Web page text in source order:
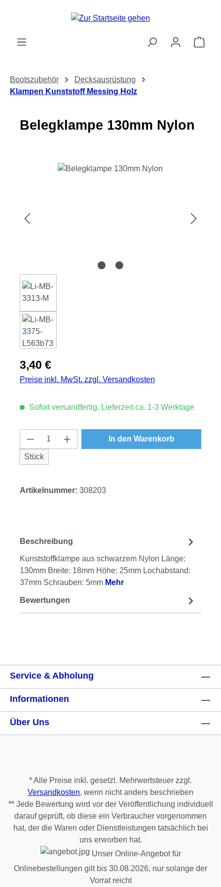
Zum Hauptinhalt springen
Bootszubehör
Decksausrüstung
Klampen Kunststoff Messing Holz
Belegklampe 130mm Nylon
Bildergalerie überspringen
Regulärer Preis:
3,40 €
Preise inkl. MwSt. zzgl. Versandkosten
Sofort versandfertig, Lieferzeit ca. 1-3 Werktage
Produkt Anzahl: Gib den gewünschten
Stück
In den Warenkorb
Artikelnummer: 308203
Beschreibung
Kunststoffklampe aus schwarzem Nylon Länge:
130mm Breite: 18mm Höhe: 25mm Lochabstand:
37mm Schrauben: 5mm Mehr
Bewertungen
Service & Abholung
Informationen
Über Uns
* Alle Preise inkl. gesetzl. Mehrwertsteuer zzgl.
Versandkosten, wenn nicht anders beschrieben
** Jede Bewertung wird vor der Veröffentlichung individuell
darauf geprüft, ob diese ein Verbraucher vorgenommen
hat, der die Waren oder Dienstleistungen tatsächlich bei
uns erworben hat.
Unser Online-Angebot für
Onlinebestellungen gilt bis 30.08.2026, nur solange der
Vorrat reicht